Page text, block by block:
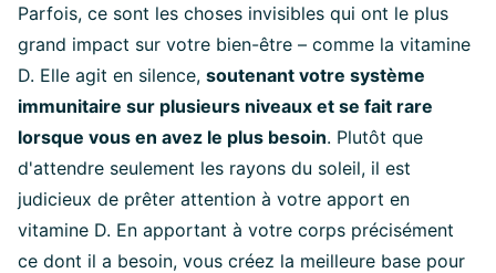
Parfois, ce sont les choses invisibles qui ont le plus
grand impact sur votre bien-être – comme la vitamine
D. Elle agit en silence, soutenant votre système
immunitaire sur plusieurs niveaux et se fait rare
lorsque vous en avez le plus besoin. Plutôt que
d'attendre seulement les rayons du soleil, il est
judicieux de prêter attention à votre apport en
vitamine D. En apportant à votre corps précisément
ce dont il a besoin, vous créez la meilleure base pour